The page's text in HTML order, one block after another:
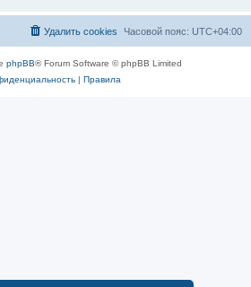
Часовой пояс: UTC+04:00
Удалить cookies
phpBB® Forum Software © phpBB Limited
| Правила